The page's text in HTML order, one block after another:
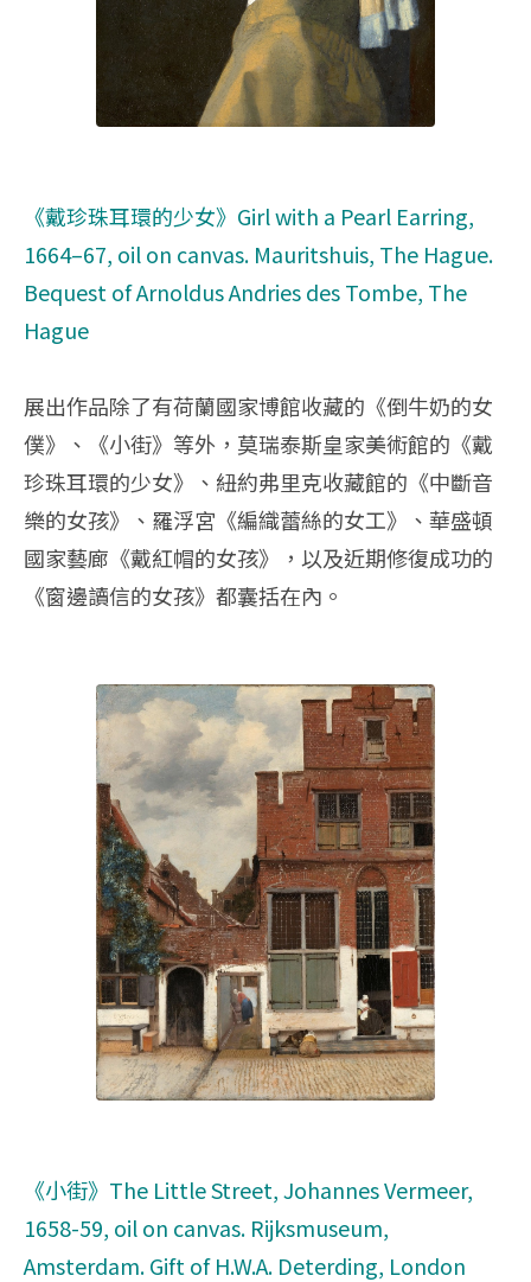
《戴珍珠耳環的少女》Girl with a Pearl Earring,
1664–67, oil on canvas. Mauritshuis, The Hague.
Bequest of Arnoldus Andries des Tombe, The
Hague
展出作品除了有荷蘭國家博館收藏的《倒牛奶的女
僕》、《小街》等外，莫瑞泰斯皇家美術館的《戴
珍珠耳環的少女》、紐約弗里克收藏館的《中斷音
樂的女孩》、羅浮宮《編織蕾絲的女工》、華盛頓
國家藝廊《戴紅帽的女孩》，以及近期修復成功的
《窗邊讀信的女孩》都囊括在內。
《小街》The Little Street, Johannes Vermeer,
1658-59, oil on canvas. Rijksmuseum,
Amsterdam. Gift of H.W.A. Deterding, London